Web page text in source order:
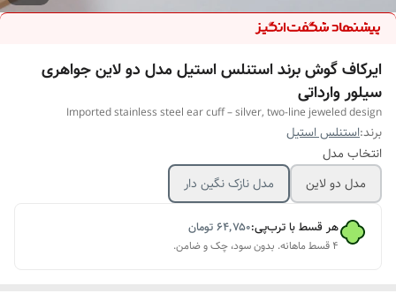
ایرکاف گوش برند استنلس استیل مدل دو لاین جواهری
سیلور وارداتی
Imported stainless steel ear cuff – silver, two-line jeweled design
برند:استنلس استیل
انتخاب مدل
مدل دو لاین
مدل نازک نگین دار
هر قسط با ترب‌پی:۶۴٬۷۵۰تومان
۴ قسط ماهانه. بدون سود، چک و ضامن.